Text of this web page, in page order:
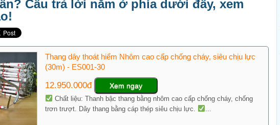
Câu trả lời nằm ở phía dưới đây, xem
Thang dây thoát hiểm Nhôm cao cấp chống cháy, siêu chịu lực
(30m) - ES001-30
12.950.000đ Xem ngay
Chất liệu: Thanh bậc thang bằng nhôm cao cấp chống cháy, chống
trơn trượt. Dây thang bằng cáp thép siêu chịu lực.
...